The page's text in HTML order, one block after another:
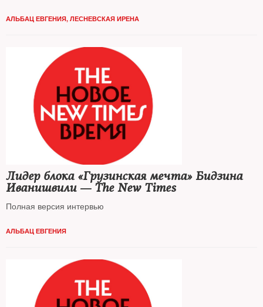
АЛЬБАЦ ЕВГЕНИЯ, ЛЕСНЕВСКАЯ ИРЕНА
Лидер блока «Грузинская мечта» Бидзина
Иванишвили — The New Times
Полная версия интервью
АЛЬБАЦ ЕВГЕНИЯ